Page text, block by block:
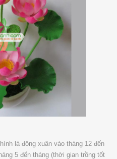
là đông xuân vào tháng 12 đến
5 đến tháng (thời gian trồng tốt